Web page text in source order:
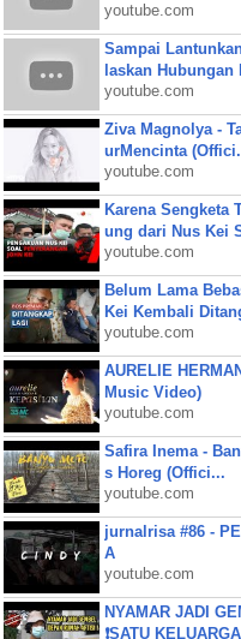
youtube.com
Sampai
laskan Hubungan
youtube.com
Ziva Magnolya -
urMencinta
youtube.com
Karena Sengketa
ung dari Nus Kei
youtube.com
Belum Lama
Kei Kembali
youtube.com
AURELIE
Music Video)
youtube.com
Safira Inema -
s Horeg (Offici...
youtube.com
jurnalrisa #86 -
A
youtube.com
NYAMAR JADI
❗SATU